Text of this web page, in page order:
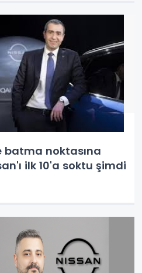
batma noktasına
ilk 10'a soktu şimdi